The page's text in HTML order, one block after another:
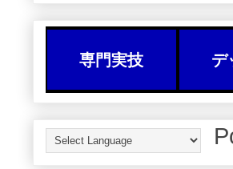
専門実技 デ